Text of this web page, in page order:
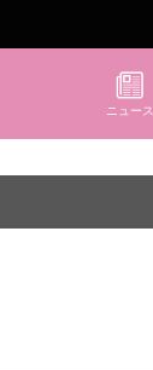
ニュース